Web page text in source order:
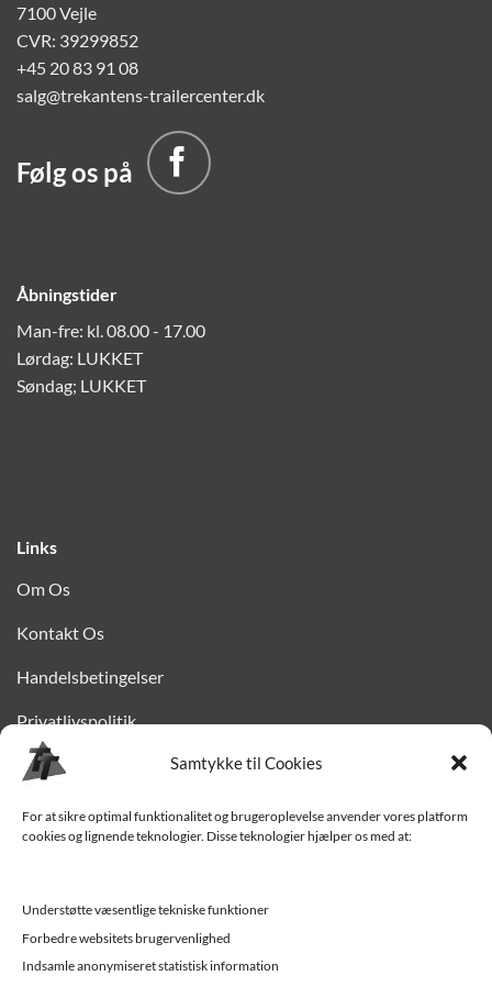
Samtykke til Cookies
For at sikre optimal funktionalitet og brugeroplevelse anvender vores platform
cookies og lignende teknologier. Disse teknologier hjælper os med at:
Understøtte væsentlige tekniske funktioner
Forbedre websitets brugervenlighed
Indsamle anonymiseret statistisk information
7100 Vejle
CVR: 39299852
+45 20 83 91 08
salg@trekantens-trailercenter.dk
Følg os på
Åbningstider
Man-fre: kl. 08.00 - 17.00
Lørdag: LUKKET
Søndag; LUKKET
Links
Om Os
Kontakt Os
Handelsbetingelser
Privatlivspolitik
Finansiering
Levering til Sjælland
Værksted